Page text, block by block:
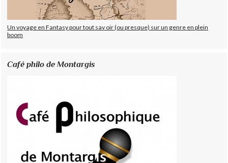
Un voyage en Fantasy pour tout sav oir (ou presque) sur un genre en plein
boom
Café philo de Montargis